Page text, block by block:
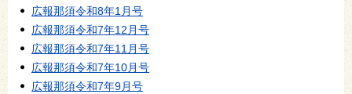
広報那須令和8年1月号
広報那須令和7年12月号
広報那須令和7年11月号
広報那須令和7年10月号
広報那須令和7年9月号